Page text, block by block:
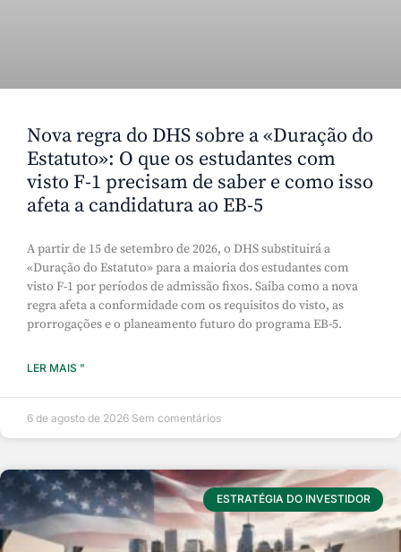
Nova regra do DHS sobre a «Duração do
Estatuto»: O que os estudantes com
visto F-1 precisam de saber e como isso
afeta a candidatura ao EB-5
A partir de 15 de setembro de 2026, o DHS substituirá a
«Duração do Estatuto» para a maioria dos estudantes com
visto F-1 por períodos de admissão fixos. Saiba como a nova
regra afeta a conformidade com os requisitos do visto, as
prorrogações e o planeamento futuro do programa EB-5.
LER MAIS "
6 de agosto de 2026 Sem comentários
ESTRATÉGIA DO INVESTIDOR